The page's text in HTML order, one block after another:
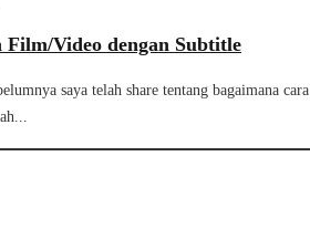
Film/Video dengan Subtitle
saya telah share tentang bagaimana cara